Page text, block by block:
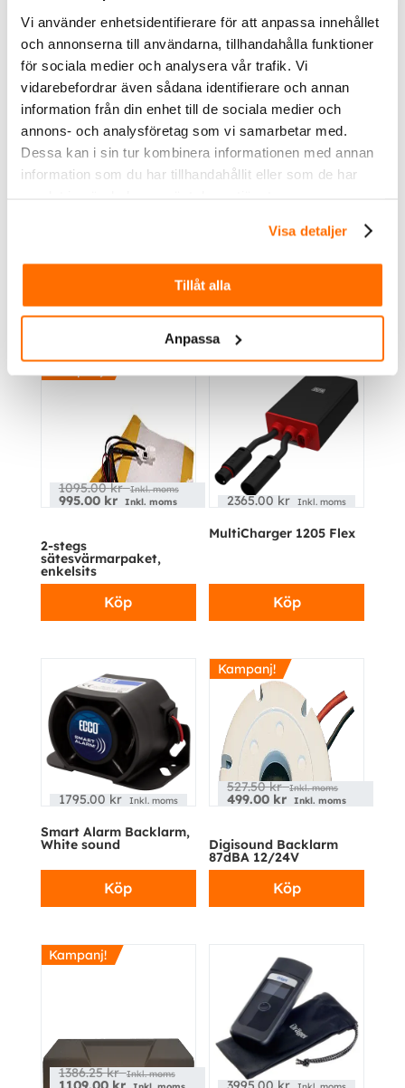
Vi använder enhetsidentifierare för att anpassa innehållet
och annonserna till användarna, tillhandahålla funktioner
för sociala medier och analysera vår trafik. Vi
vidarebefordrar även sådana identifierare och annan
information från din enhet till de sociala medier och
annons- och analysföretag som vi samarbetar med.
Dessa kan i sin tur kombinera informationen med annan
information som du har tillhandahållit eller som de har
Visa detaljer
Tillåt alla
Anpassa
Köp Köp
Fiamma Förtält till
Köp
29595.00kr Inkl. moms
Fiamma Taktält
Köp
1095.00kr Inkl. moms
995.00 kr Inkl. moms
2-stegs
sätesvärmarpaket,
enkelsits
Köp
2365.00 kr Inkl. moms
MultiCharger 1205 Flex
Köp
1795.00 kr Inkl. moms
Smart Alarm Backlarm,
White sound
Köp
Kampanj!
527.50kr Inkl. moms
499.00 kr Inkl. moms
Digisound Backlarm
87dBA 12/24V
Köp
Kampanj!
1386.25kr Inkl. moms